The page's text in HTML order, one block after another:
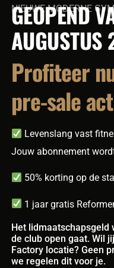
NIEUWE MODERNE
GEOPEND
Profiteer
pre-sale
Levenslang vast
Jouw abonnement
50% korting op de
1 jaar gratis
Het lidmaatschapsgeld
de club open gaat. Wil
Factory locatie? Geen
we regelen dit voor je.